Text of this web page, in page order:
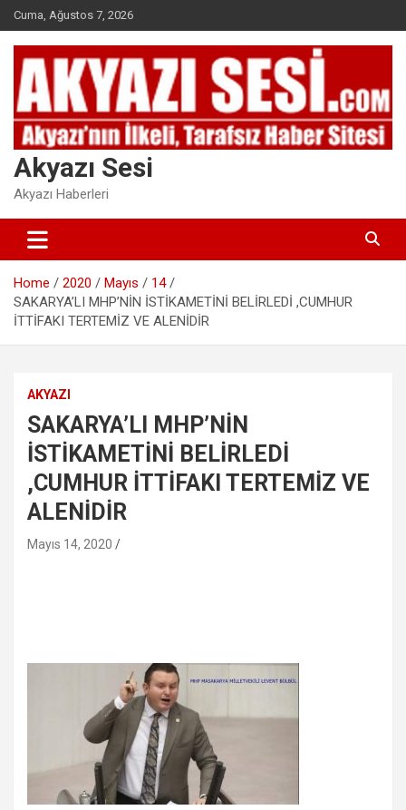
Skip
to
content
Cuma, Ağustos 7, 2026
Akyazı Sesi
Akyazı Haberleri
Home 2020 Mayıs
14
SAKARYA’LI MHP’NİN İSTİKAMETİNİ BELİRLEDİ ,CUMHUR
İTTİFAKI TERTEMİZ VE ALENİDİR
AKYAZI
SAKARYA’LI MHP’NİN
İSTİKAMETİNİ BELİRLEDİ
,CUMHUR İTTİFAKI TERTEMİZ VE
ALENİDİR
Mayıs 14, 2020